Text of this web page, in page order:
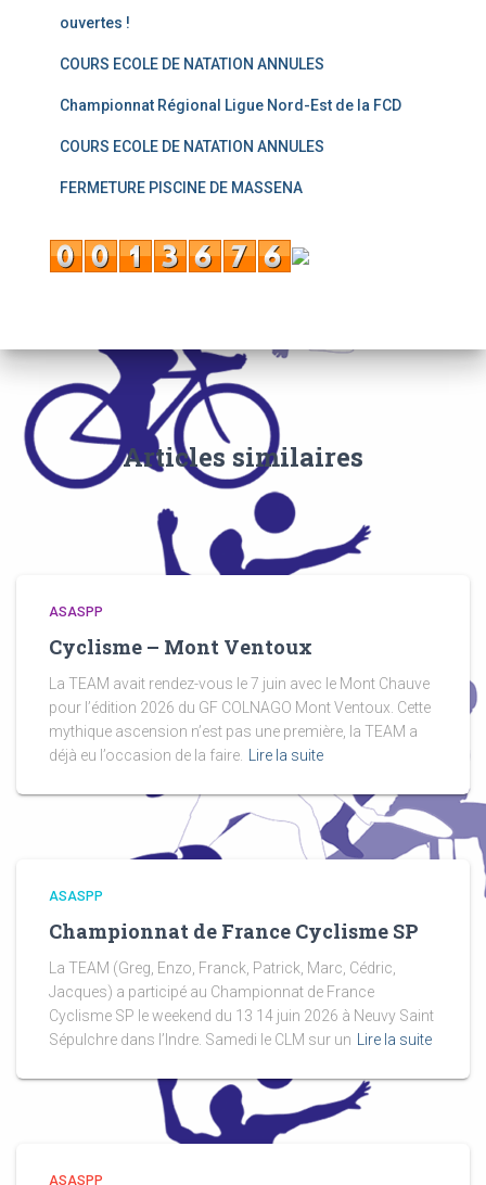
ouvertes !
COURS ECOLE DE NATATION ANNULES
Championnat Régional Ligue Nord-Est de la FCD
COURS ECOLE DE NATATION ANNULES
FERMETURE PISCINE DE MASSENA
Articles similaires
ASASPP
Cyclisme – Mont Ventoux
La TEAM avait rendez-vous le 7 juin avec le Mont Chauve
pour l’édition 2026 du GF COLNAGO Mont Ventoux. Cette
mythique ascension n’est pas une première, la TEAM a
déjà eu l’occasion de la faire.
Lire la suite
ASASPP
Championnat de France Cyclisme SP
La TEAM (Greg, Enzo, Franck, Patrick, Marc, Cédric,
Jacques) a participé au Championnat de France
Cyclisme SP le weekend du 13 14 juin 2026 à Neuvy Saint
Sépulchre dans l’Indre. Samedi le CLM sur un
Lire la suite
ASASPP